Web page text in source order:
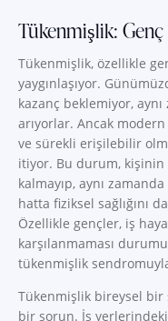
Tükenmişlik:
Tükenmişlik, özellikle
yaygınlaşıyor.
kazanç beklemiyor,
arıyorlar. Ancak
ve sürekli erişilebilir
itiyor. Bu durum, kişinin
kalmayıp, aynı
hatta fiziksel sağlığını
Özellikle gençler, iş
karşılanmaması
tükenmişlik
Tükenmişlik bireysel bir
bir sorun. İş